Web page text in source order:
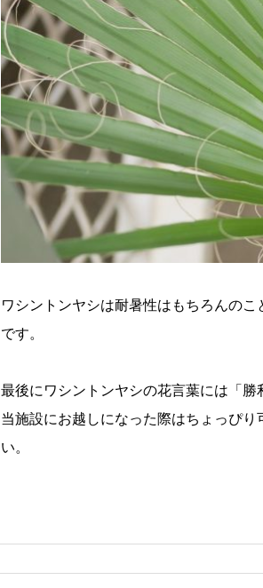
ワシントンヤシは耐暑性はもちろんの
です。
最後にワシントンヤシの花言葉には「勝
当施設にお越しになった際はちょっぴ
い。